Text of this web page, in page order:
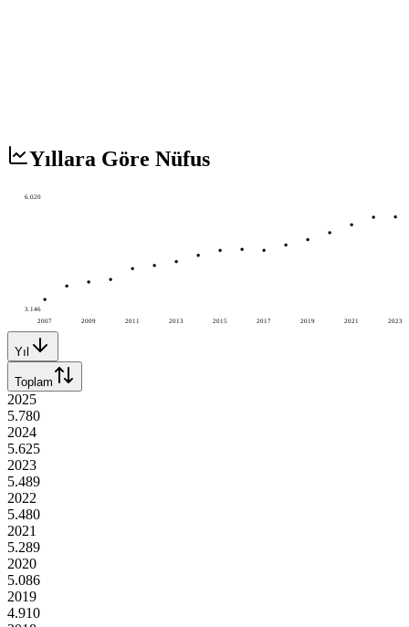
Yıllara Göre Nüfus
2007 2009 2011 2013 2015 2017 2019 2021 2023
6.020
3.146
Yıl
Toplam
2025
5.780
2024
5.625
2023
5.489
2022
5.480
2021
5.289
2020
5.086
2019
4.910